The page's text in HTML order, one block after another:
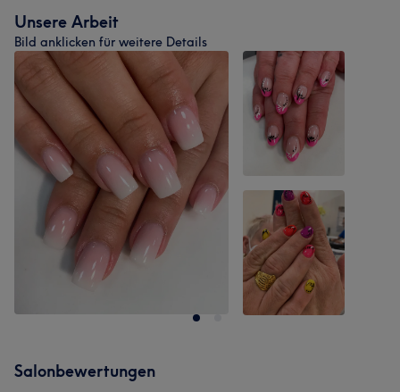
Unsere Arbeit
Bild anklicken für weitere Details
Salonbewertungen